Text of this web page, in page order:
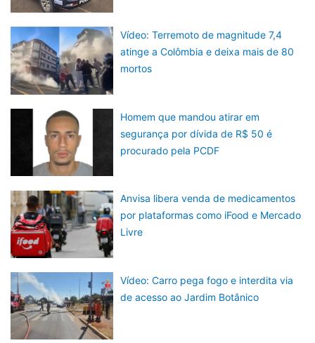
Vídeo: Terremoto de magnitude 7,4
atinge a Colômbia e deixa mais de 80
mortos
Homem que mandou atirar em
segurança por dívida de R$ 50 é
procurado pela PCDF
Anvisa libera venda de medicamentos
por plataformas como iFood e Mercado
Livre
Vídeo: Carro pega fogo e interdita via
de acesso ao Jardim Botânico